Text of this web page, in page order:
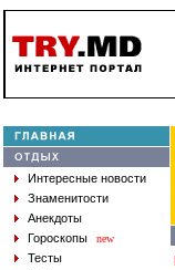
Интересные новости
Знаменитости
Анекдоты
Гороскопы
new
Тесты